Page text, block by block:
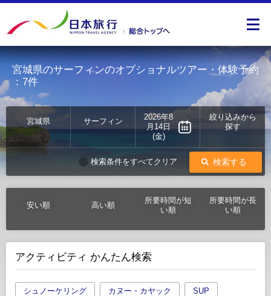
宮城県のサーフィンのオプショナルツアー・体験予約
：7件
宮城県 サーフィン
2026年8
月14日
(金)
絞り込みから
探す
検索する
検索条件をすべてクリア
安い順 高い順
所要時間が短
い順
所要時間が長
い順
アクティビティ かんたん検索
シュノーケリング カヌー・カヤック SUP